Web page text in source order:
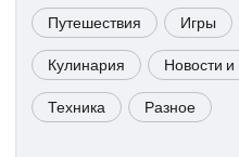
Путешествия Игры
Кулинария Новости и
Техника Разное